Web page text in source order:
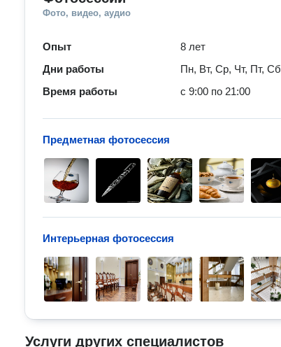
Фото, видео, аудио
Опыт
8 лет
Дни работы
Пн, Вт, Ср, Чт, Пт, Сб
Время работы
с 9:00 по 21:00
Предметная фотосессия
Интерьерная фотосессия
Услуги других специалистов